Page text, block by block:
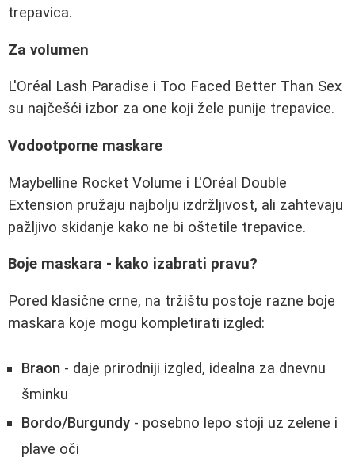
trepavica.
Za volumen
L'Oréal Lash Paradise i Too Faced Better Than Sex
su najčešći izbor za one koji žele punije trepavice.
Vodootporne maskare
Maybelline Rocket Volume i L'Oréal Double
Extension pružaju najbolju izdržljivost, ali zahtevaju
pažljivo skidanje kako ne bi oštetile trepavice.
Boje maskara - kako izabrati pravu?
Pored klasične crne, na tržištu postoje razne boje
maskara koje mogu kompletirati izgled:
Braon - daje prirodniji izgled, idealna za dnevnu
šminku
Bordo/Burgundy - posebno lepo stoji uz zelene i
plave oči